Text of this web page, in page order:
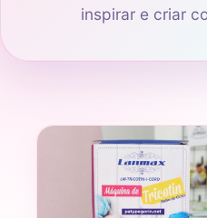
inspirar e criar